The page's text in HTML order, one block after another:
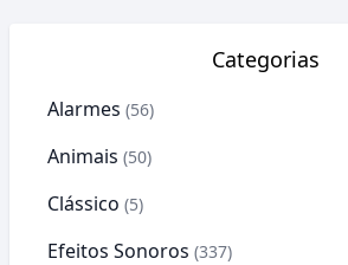
Categorias
Alarmes (56)
Animais (50)
Clássico (5)
Efeitos Sonoros (337)